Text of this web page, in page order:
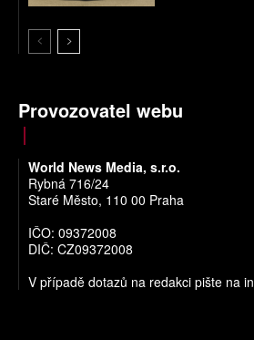
Provozovatel webu
World News Media, s.r.o.
Rybná 716/24
Staré Město, 110 00 Praha
IČO: 09372008
DIČ: CZ09372008
V případě dotazů na redakci pište na